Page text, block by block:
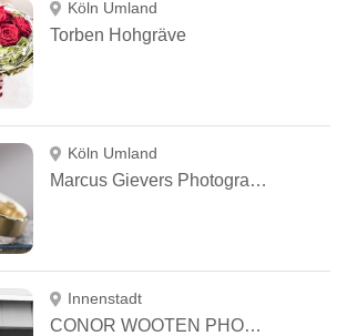
Köln Umland
Torben Hohgräve
Köln Umland
Marcus Gievers Photography
Innenstadt
CONOR WOOTEN PHOTOGRAPHY